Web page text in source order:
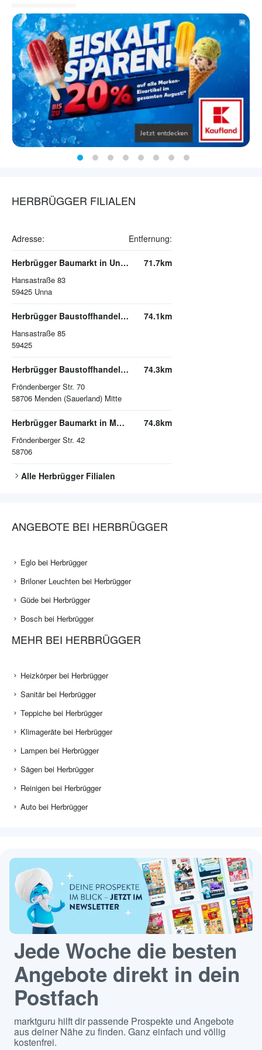
HERBRÜGGER FILIALEN
Adresse: Entfernung:
Herbrügger Baumarkt in Unna
Hansastraße 83
59425 Unna
71.7km
Herbrügger Baustoffhandel in Unna
Hansastraße 85
59425
74.1km
Herbrügger Baustoffhandel in Menden
Fröndenberger Str. 70
58706 Menden (Sauerland) Mitte
74.3km
Herbrügger Baumarkt in Menden
Fröndenberger Str. 42
58706
74.8km
Alle HerbrüggerFilialen
ANGEBOTE BEI HERBRÜGGER
Eglo bei Herbrügger
Briloner Leuchten bei Herbrügger
Güde bei Herbrügger
Bosch bei Herbrügger
MEHR BEI HERBRÜGGER
Heizkörper bei Herbrügger
Sanitär bei Herbrügger
Teppiche bei Herbrügger
Klimageräte bei Herbrügger
Lampen bei Herbrügger
Sägen bei Herbrügger
Reinigen bei Herbrügger
Auto bei Herbrügger
Jede Woche die besten
Angebote direkt in dein
Postfach
marktguru hilft dir passende Prospekte und Angebote
aus deiner Nähe zu finden. Ganz einfach und völlig
kostenfrei.